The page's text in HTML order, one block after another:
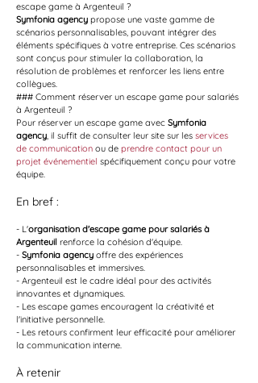
escape game à Argenteuil ?
Symfonia agency propose une vaste gamme de
scénarios personnalisables, pouvant intégrer des
éléments spécifiques à votre entreprise. Ces scénarios
sont conçus pour stimuler la collaboration, la
résolution de problèmes et renforcer les liens entre
collègues.
### Comment réserver un escape game pour salariés
à Argenteuil ?
Pour réserver un escape game avec Symfonia
agency, il suffit de consulter leur site sur les services
de communication ou de prendre contact pour un
projet événementiel spécifiquement conçu pour votre
équipe.
En bref :
- L'organisation d'escape game pour salariés à
Argenteuil renforce la cohésion d'équipe.
- Symfonia agency offre des expériences
personnalisables et immersives.
- Argenteuil est le cadre idéal pour des activités
innovantes et dynamiques.
- Les escape games encouragent la créativité et
l'initiative personnelle.
- Les retours confirment leur efficacité pour améliorer
la communication interne.
À retenir